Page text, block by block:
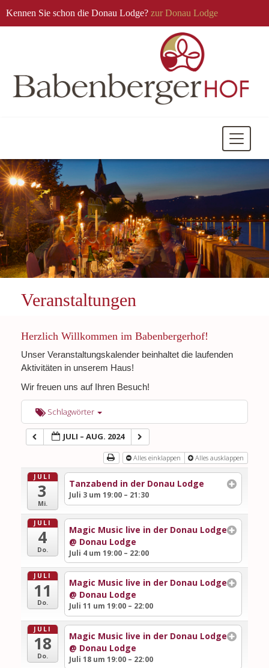
Kennen Sie schon die Donau Lodge? zur Donau Lodge
Mobile
Veranstaltungen
Herzlich Willkommen im Babenbergerhof!
Unser Veranstaltungskalender beinhaltet die laufenden
Aktivitäten in unserem Haus!
Wir freuen uns auf Ihren Besuch!
Schlagwörter
JULI – AUG. 2024
Alles einklappen Alles ausklappen
JULI
3
Mi.
Tanzabend in der Donau Lodge
Juli 3 um 19:00 – 21:30
JULI
4
Do.
Magic Music live in der Donau Lodge
@ Donau Lodge
Juli 4 um 19:00 – 22:00
JULI
11
Do.
Magic Music live in der Donau Lodge
@ Donau Lodge
Juli 11 um 19:00 – 22:00
JULI
18
Do.
Magic Music live in der Donau Lodge
@ Donau Lodge
Juli 18 um 19:00 – 22:00